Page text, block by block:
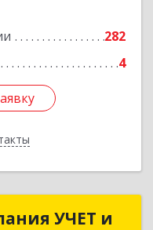
282
4
УЧЕТ и
УЧЕТ и